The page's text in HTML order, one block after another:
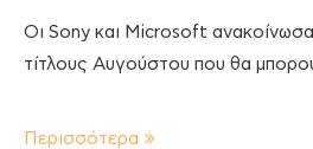
Οι Sony και Microsoft
τίτλους Αυγούστου που θα
Περισσότερα